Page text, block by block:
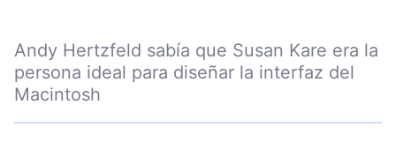
Andy Hertzfeld sabía que Susan Kare era la
persona ideal para diseñar la interfaz del
Macintosh